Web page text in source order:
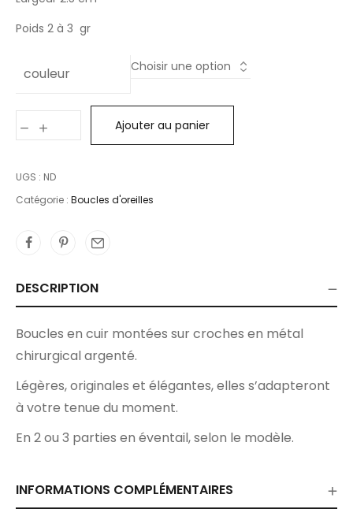
Poids 2 à 3 gr
couleur
Ajouter au panier
UGS : ND
Catégorie : Boucles d'oreilles
DESCRIPTION
Boucles en cuir montées sur croches en métal
chirurgical argenté.
Légères, originales et élégantes, elles s’adapteront
à votre tenue du moment.
En 2 ou 3 parties en éventail, selon le modèle.
INFORMATIONS COMPLÉMENTAIRES